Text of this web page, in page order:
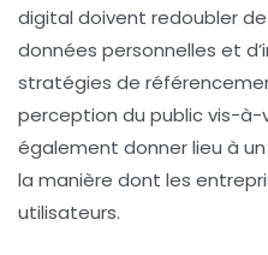
digital doivent redoubler
données personnelles et
stratégies de
perception du public vis-à-
également donner lieu à
la manière dont les
utilisateurs.